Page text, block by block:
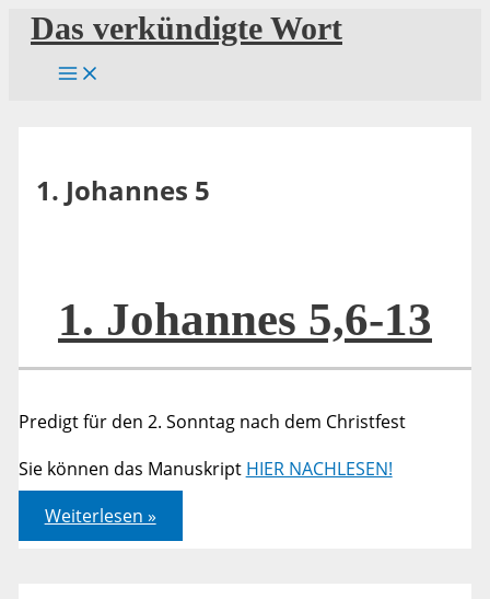
Zum
Inhalt
springen
Das verkündigte Wort
1. Johannes 5
1. Johannes 5,6-13
Predigt für den 2. Sonntag nach dem Christfest
Sie können das Manuskript HIER NACHLESEN!
1.
Johannes
5,6-
Weiterlesen »